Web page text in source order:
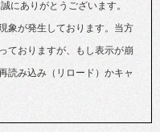
にありがとうございます。
象が発生しております。当方
ておりますが、もし表示が崩
読み込み（リロード）かキャ